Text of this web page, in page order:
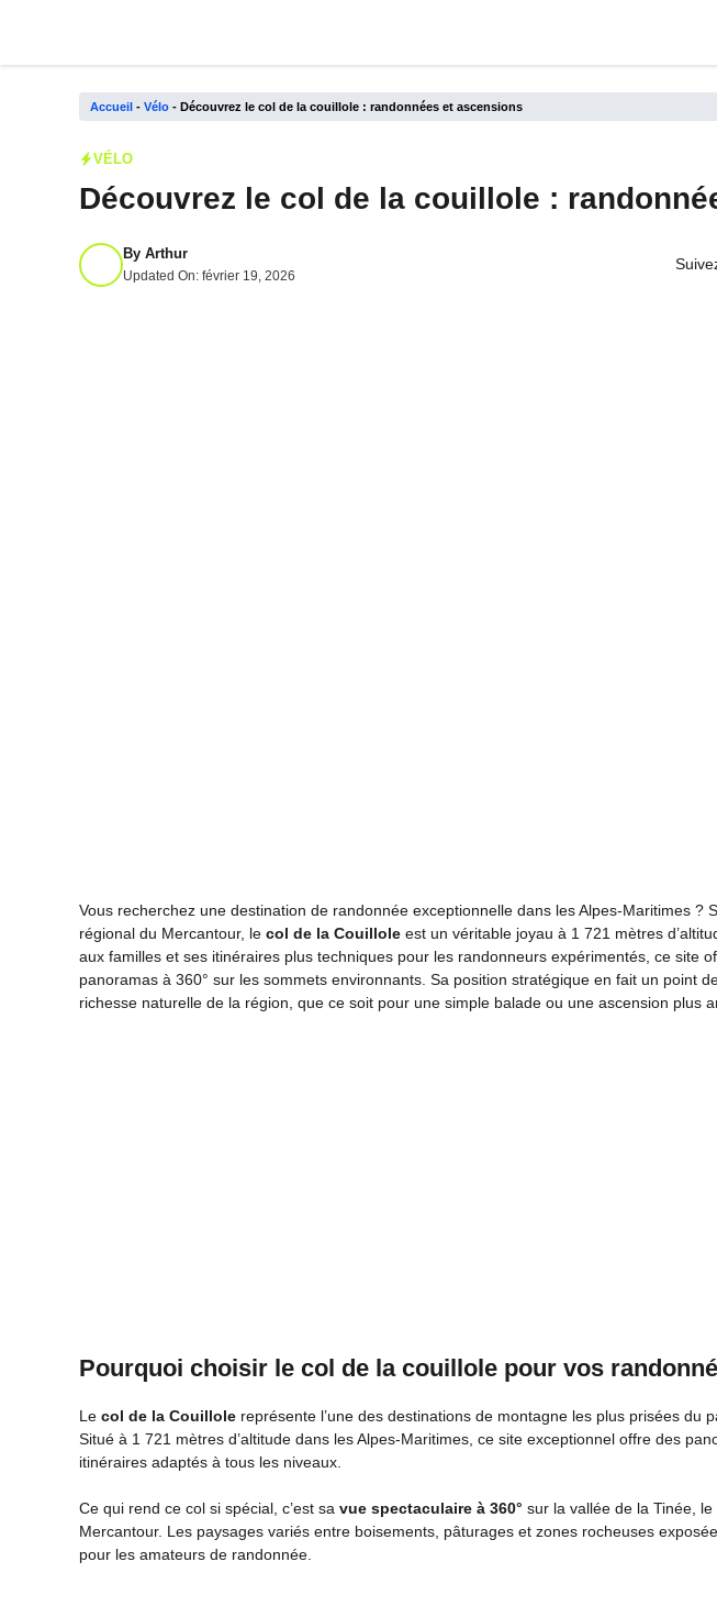
Accueil - Vélo - Découvrez le col de la couillole : randonnées et ascensions
VÉLO
Découvrez le col de la couillole :
By Arthur
Updated On: février 19, 2026
Vous recherchez une destination de randonnée exceptionnelle dans les Alpes-Maritimes ?
régional du Mercantour, le col de la Couillole est un véritable joyau à 1 721 mètres
aux familles et ses itinéraires plus techniques pour les randonneurs expérimentés, ce site
panoramas à 360° sur les sommets environnants. Sa position stratégique en fait un point
richesse naturelle de la région, que ce soit pour une simple balade ou une ascension plus
Pourquoi choisir le col de la couillole pour vos
Le col de la Couillole représente l’une des destinations de montagne les plus prisées du
Situé à 1 721 mètres d’altitude dans les Alpes-Maritimes, ce site exceptionnel offre des
itinéraires adaptés à tous les niveaux.
Ce qui rend ce col si spécial, c’est sa vue spectaculaire à 360° sur la vallée de la Tinée,
Mercantour. Les paysages variés entre boisements, pâturages et zones rocheuses
pour les amateurs de randonnée.